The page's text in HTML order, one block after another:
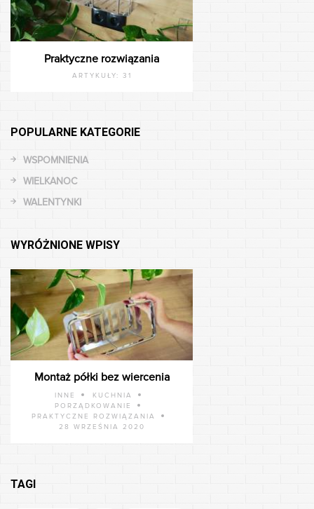
Praktyczne rozwiązania
ARTYKUŁY: 31
POPULARNE KATEGORIE
WSPOMNIENIA
WIELKANOC
WALENTYNKI
WYRÓŻNIONE WPISY
Montaż półki bez wiercenia
INNE
KUCHNIA
PORZĄDKOWANIE
PRAKTYCZNE ROZWIĄZANIA
28 WRZEŚNIA 2020
TAGI